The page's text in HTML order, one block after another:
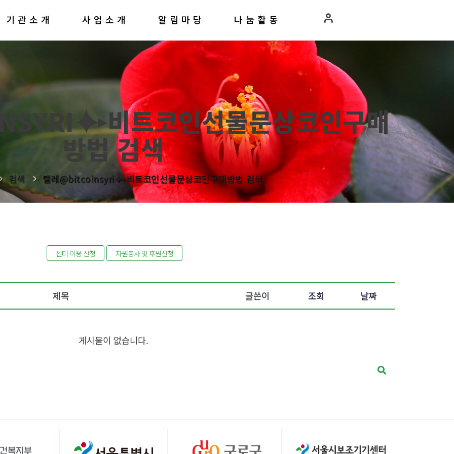
기관소개 사업소개 알림마당 나눔활동
비트코인선물문상코인구매
방법 검색
검색 텔레@bitcoinsyri⯌▸비트코인선물문상코인구매방법 검색
센터 이용 신청 자원봉사 및 후원신청
제목 글쓴이 조회 날짜
게시물이 없습니다.